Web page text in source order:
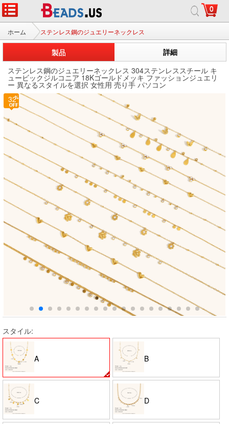
0
ホーム ステンレス鋼のジュエリーネックレス
製品
詳細
ステンレス鋼のジュエリーネックレス 304ステンレススチール キ
ュービックジルコニア 18Kゴールドメッキ ファッションジュエリ
ー 異なるスタイルを選択 女性用 売り手 パソコン
32
スタイル:
A B
C D